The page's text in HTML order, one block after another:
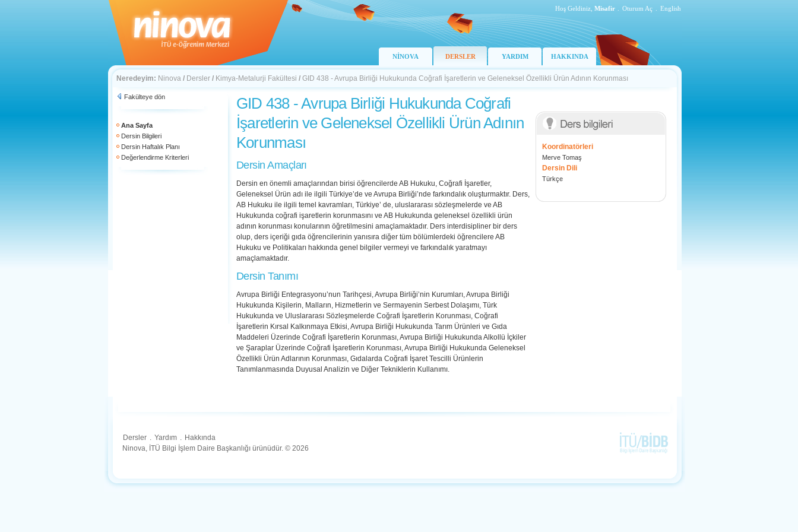
Hoş Geldiniz, Misafir Oturum Aç English
NİNOVA DERSLER YARDIM HAKKINDA
Neredeyim: Ninova / Dersler / Kimya-Metalurji Fakültesi / GID 438 - Avrupa Birliği Hukukunda Coğrafi İşaretlerin ve Geleneksel Özellikli Ürün Adının Korunması
Fakülteye dön
Ana Sayfa
Dersin Bilgileri
Dersin Haftalık Planı
Değerlendirme Kriterleri
GID 438 - Avrupa Birliği Hukukunda Coğrafi
İşaretlerin ve Geleneksel Özellikli Ürün Adının
Korunması
Dersin Amaçları
Dersin en önemli amaçlarından birisi öğrencilerde AB Hukuku, Coğrafi İşaretler,
Geleneksel Ürün adı ile ilgili Türkiye’de ve Avrupa Birliği’nde farkındalık oluşturmaktır. Ders,
AB Hukuku ile ilgili temel kavramları, Türkiye’ de, uluslararası sözleşmelerde ve AB
Hukukunda coğrafi işaretlerin korunmasını ve AB Hukukunda geleneksel özellikli ürün
adının korunması konularının öğretilmesini amaçlamaktadır. Ders interdisipliner bir ders
olup, ders içeriği gıda öğrencilerinin yanısıra diğer tüm bölümlerdeki öğrencilere AB
Hukuku ve Politikaları hakkında genel bilgiler vermeyi ve farkındalık yaratmayı
amaçlamaktadır.
Dersin Tanımı
Avrupa Birliği Entegrasyonu’nun Tarihçesi, Avrupa Birliği’nin Kurumları, Avrupa Birliği
Hukukunda Kişilerin, Malların, Hizmetlerin ve Sermayenin Serbest Dolaşımı, Türk
Hukukunda ve Uluslararası Sözleşmelerde Coğrafi İşaretlerin Korunması, Coğrafi
İşaretlerin Kırsal Kalkınmaya Etkisi, Avrupa Birliği Hukukunda Tarım Ürünleri ve Gıda
Maddeleri Üzerinde Coğrafi İşaretlerin Korunması, Avrupa Birliği Hukukunda Alkollü İçkiler
ve Şaraplar Üzerinde Coğrafi İşaretlerin Korunması, Avrupa Birliği Hukukunda Geleneksel
Özellikli Ürün Adlarının Korunması, Gıdalarda Coğrafi İşaret Tescilli Ürünlerin
Tanımlanmasında Duyusal Analizin ve Diğer Tekniklerin Kullanımı.
Koordinatörleri
Merve Tomaş
Dersin Dili
Türkçe
Dersler . Yardım . Hakkında
Ninova, İTÜ Bilgi İşlem Daire Başkanlığı ürünüdür. © 2026